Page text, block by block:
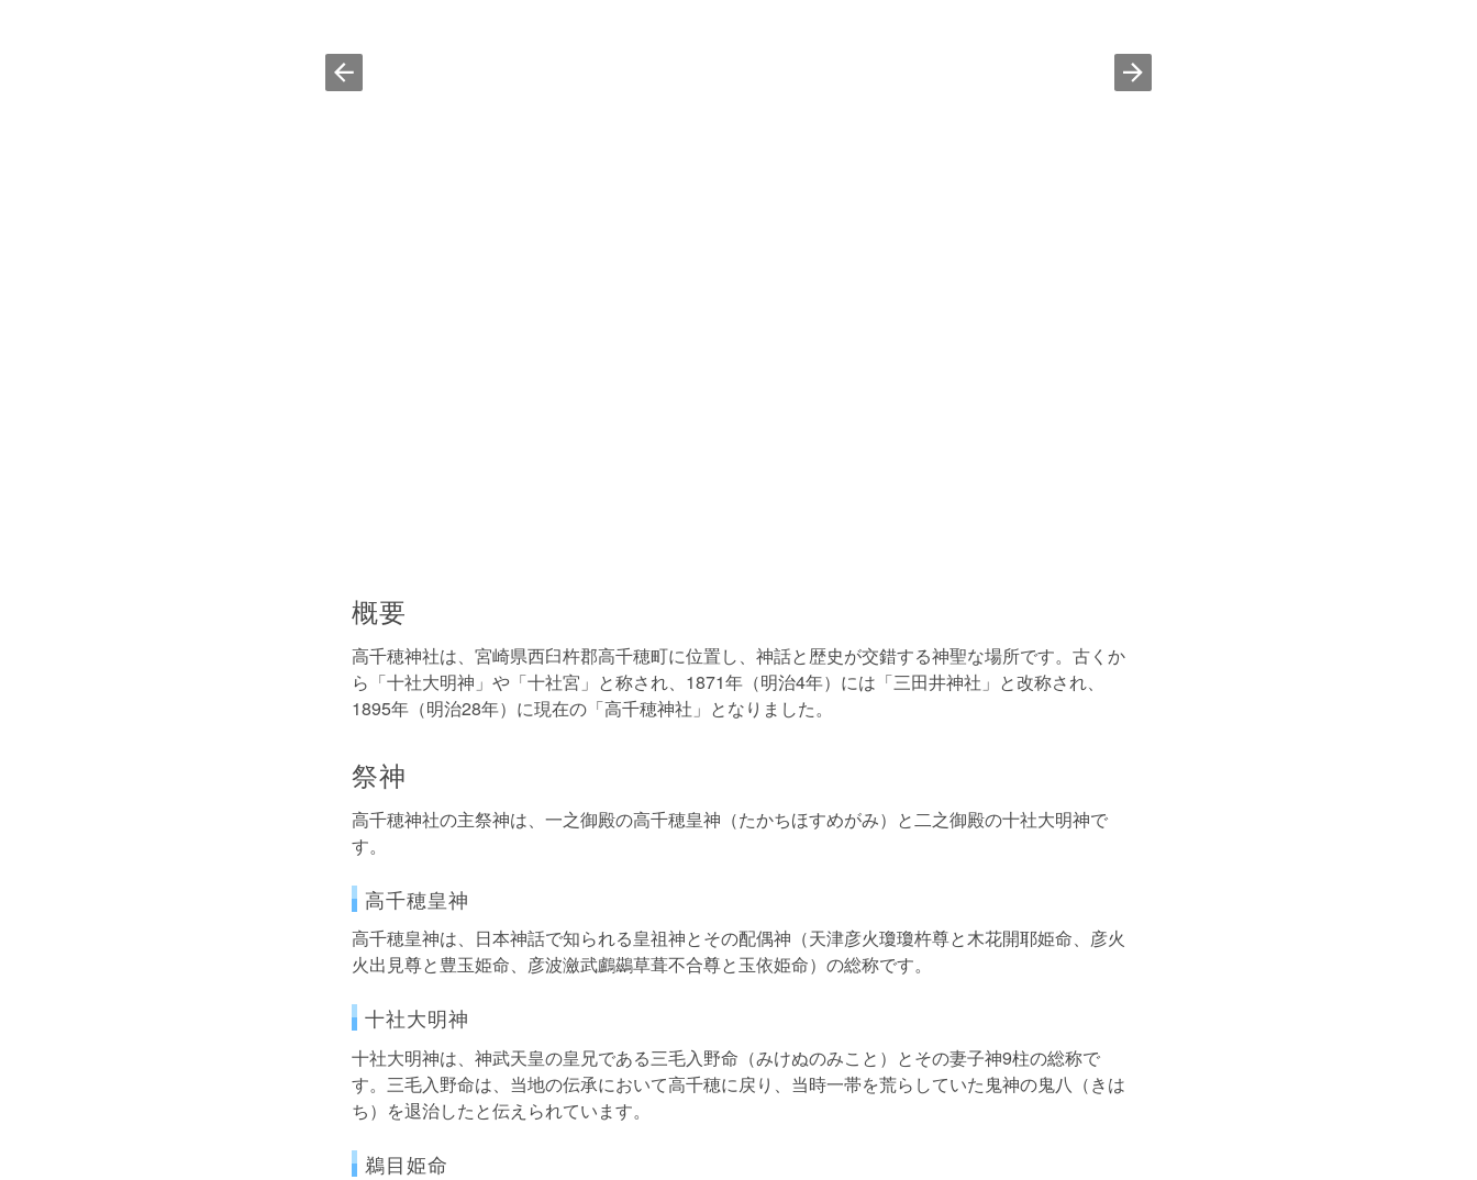
概要
高千穂神社は、宮崎県西臼杵郡高千穂町に位置し、神話と歴史が交錯する神聖な場所です。古くか
ら「十社大明神」や「十社宮」と称され、1871年（明治4年）には「三田井神社」と改称され、
1895年（明治28年）に現在の「高千穂神社」となりました。
祭神
高千穂神社の主祭神は、一之御殿の高千穂皇神（たかちほすめがみ）と二之御殿の十社大明神で
す。
高千穂皇神
高千穂皇神は、日本神話で知られる皇祖神とその配偶神（天津彦火瓊瓊杵尊と木花開耶姫命、彦火
火出見尊と豊玉姫命、彦波瀲武鸕鷀草葺不合尊と玉依姫命）の総称です。
十社大明神
十社大明神は、神武天皇の皇兄である三毛入野命（みけぬのみこと）とその妻子神9柱の総称で
す。三毛入野命は、当地の伝承において高千穂に戻り、当時一帯を荒らしていた鬼神の鬼八（きは
ち）を退治したと伝えられています。
鵜目姫命